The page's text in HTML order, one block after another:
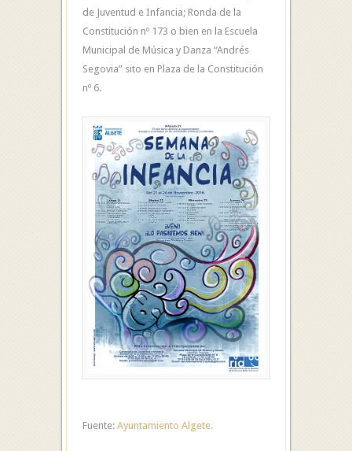
de Juventud e Infancia; Ronda de la
Constitución nº 173 o bien en la Escuela
Municipal de Música y Danza “Andrés
Segovia” sito en Plaza de la Constitución
nº 6.
Fuente: Ayuntamiento Algete.